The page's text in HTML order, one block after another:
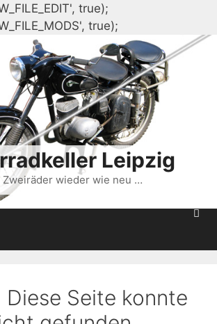
true);
true);
Inhalt
springen
Leipzig
Zweiräder wieder wie neu …
Diese Seite konnte